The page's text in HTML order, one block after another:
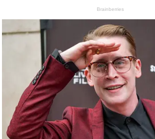
Brainberries